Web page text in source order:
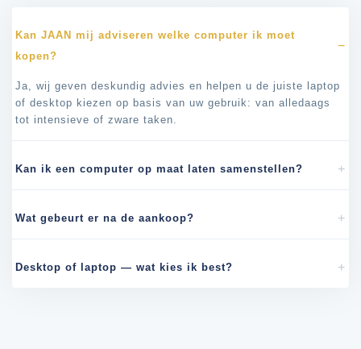
Kan JAAN mij adviseren welke computer ik moet
kopen?
Ja, wij geven deskundig advies en helpen u de juiste laptop
of desktop kiezen op basis van uw gebruik: van alledaags
tot intensieve of zware taken.
Kan ik een computer op maat laten samenstellen?
Wat gebeurt er na de aankoop?
Desktop of laptop — wat kies ik best?